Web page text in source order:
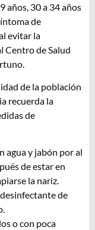
años, 30 a 34 años
de
evitar la
Centro de Salud
de la población
recuerda la
de
agua y jabón por al
de estar en
la nariz.
de
o con poca